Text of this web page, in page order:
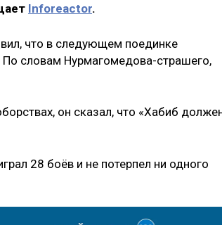
Inforeactor.
что в следующем поединке
словам Нурмагомедова-страшего,
он сказал, что «Хабиб
28 боёв и не потерпел ни одного